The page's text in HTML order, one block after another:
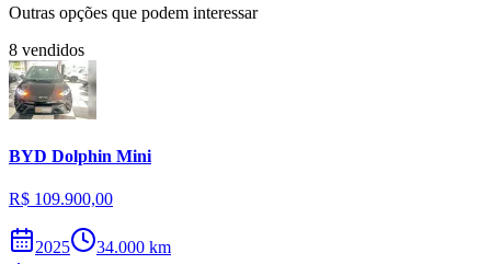
Outras opções que podem interessar
8 vendidos
BYD Dolphin Mini
R$ 109.900,00
2025 34.000 km